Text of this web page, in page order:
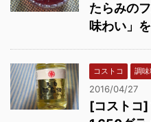
たらみの
味わい」
コストコ 調
2016/04/27
[コストコ]